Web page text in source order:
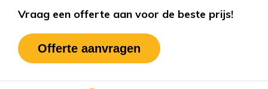
Vraag een offerte aan voor de beste prijs!
Offerte aanvragen